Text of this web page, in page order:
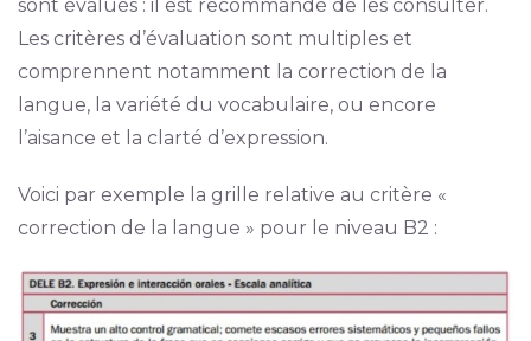
sont évalués : il est recommandé de les consulter.
Les critères d’évaluation sont multiples et
comprennent notamment la correction de la
langue, la variété du vocabulaire, ou encore
l’aisance et la clarté d’expression.
Voici par exemple la grille relative au critère «
correction de la langue » pour le niveau B2 :